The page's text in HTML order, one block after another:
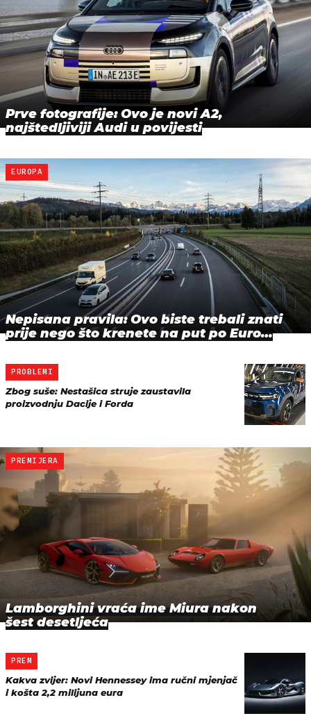
Prve fotografije: Ovo je novi A2,
najštedljiviji Audi u povijesti
EUROPA
Nepisana pravila: Ovo biste trebali znati
prije nego što krenete na put po Euro…
PROBLEMI
Zbog suše: Nestašica struje zaustavila
proizvodnju Dacije i Forda
PREMIJERA
Lamborghini vraća ime Miura nakon
šest desetljeća
PREM
Kakva zvijer: Novi Hennessey ima ručni mjenjač
i košta 2,2 milijuna eura